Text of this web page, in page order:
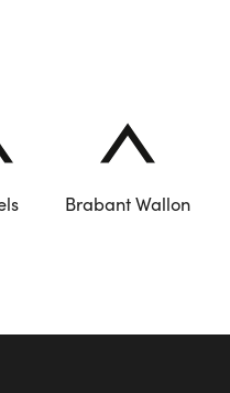
Brabant Wallon